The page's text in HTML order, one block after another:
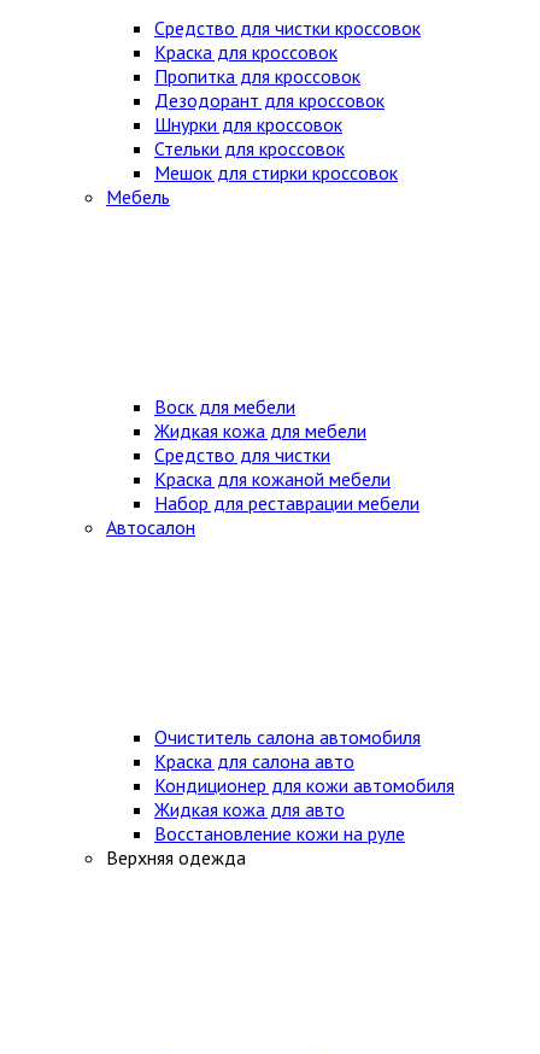
Средство для чистки кроссовок
Краска для кроссовок
Пропитка для кроссовок
Дезодорант для кроссовок
Шнурки для кроссовок
Стельки для кроссовок
Мешок для стирки кроссовок
Мебель
Воск для мебели
Жидкая кожа для мебели
Средство для чистки
Краска для кожаной мебели
Набор для реставрации мебели
Автосалон
Очиститель салона автомобиля
Краска для салона авто
Кондиционер для кожи автомобиля
Жидкая кожа для авто
Восстановление кожи на руле
Верхняя одежда